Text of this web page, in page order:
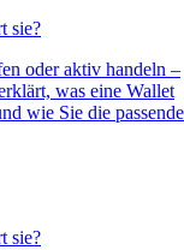
sie?
oder aktiv handeln –
was eine Wallet
wie Sie die passende
sie?